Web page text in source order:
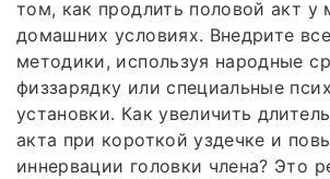
том, как продлить половой акт у
домашних условиях. Внедрите
методики, используя народные
физзарядку или специальные
установки. Как увеличить
акта при короткой уздечке и
иннервации головки члена? Это